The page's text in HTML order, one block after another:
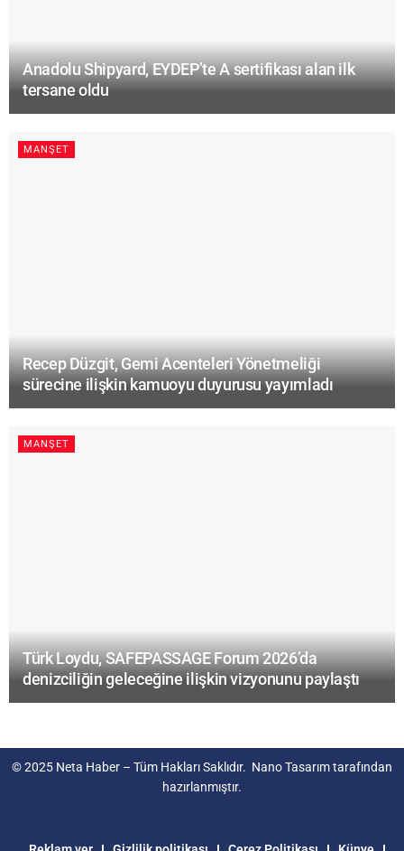
Anadolu Shipyard, EYDEP’te A sertifikası alan ilk
tersane oldu
MANŞET
Recep Düzgit, Gemi Acenteleri Yönetmeliği
sürecine ilişkin kamuoyu duyurusu yayımladı
MANŞET
Türk Loydu, SAFEPASSAGE Forum 2026’da
denizciliğin geleceğine ilişkin vizyonunu paylaştı
© 2025 Neta Haber – Tüm Hakları Saklıdır. Nano Tasarımtarafından
hazırlanmıştır.